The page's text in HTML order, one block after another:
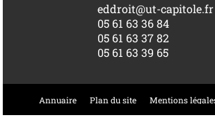
eddroit@ut-capitole.fr
05 61 63 36 84
05 61 63 37 82
05 61 63 39 65
Annuaire Plan du site Mentions